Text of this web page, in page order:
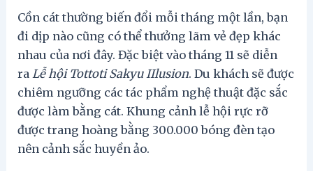
Cồn cát thường biến đổi mỗi tháng một lần, bạn
đi dịp nào cũng có thể thưởng lãm vẻ đẹp khác
nhau của nơi đây. Đặc biệt vào tháng 11 sẽ diễn
ra Lễ hội Tottoti Sakyu IIlusion. Du khách sẽ được
chiêm ngưỡng các tác phẩm nghệ thuật đặc sắc
được làm bằng cát. Khung cảnh lễ hội rực rỡ
được trang hoàng bằng 300.000 bóng đèn tạo
nên cảnh sắc huyền ảo.